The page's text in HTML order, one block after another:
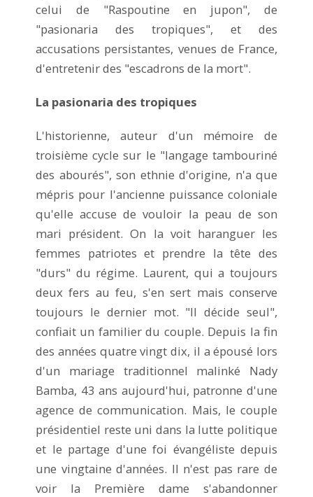
celui de "Raspoutine en jupon", de
"pasionaria des tropiques", et des
accusations persistantes, venues de France,
d'entretenir des "escadrons de la mort".
La pasionaria des tropiques
L'historienne, auteur d'un mémoire de
troisième cycle sur le "langage tambouriné
des abourés", son ethnie d'origine, n'a que
mépris pour l'ancienne puissance coloniale
qu'elle accuse de vouloir la peau de son
mari président. On la voit haranguer les
femmes patriotes et prendre la tête des
"durs" du régime. Laurent, qui a toujours
deux fers au feu, s'en sert mais conserve
toujours le dernier mot. "Il décide seul",
confiait un familier du couple. Depuis la fin
des années quatre vingt dix, il a épousé lors
d'un mariage traditionnel malinké Nady
Bamba, 43 ans aujourd'hui, patronne d'une
agence de communication. Mais, le couple
présidentiel reste uni dans la lutte politique
et le partage d'une foi évangéliste depuis
une vingtaine d'années. Il n'est pas rare de
voir la Première dame s'abandonner